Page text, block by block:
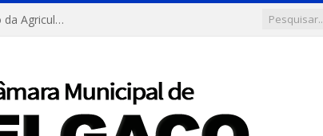
Convite: Encontro da APAIGAL: Diálogo e Fortalecimento da Agricultura Familiar